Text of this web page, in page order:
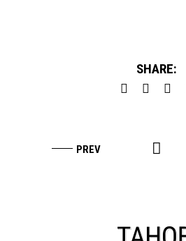
SHARE: